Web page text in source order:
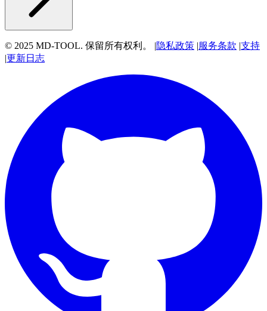
© 2025 MD-TOOL. 保留所有权利。 |隐私政策 |服务条款 |支持
|更新日志